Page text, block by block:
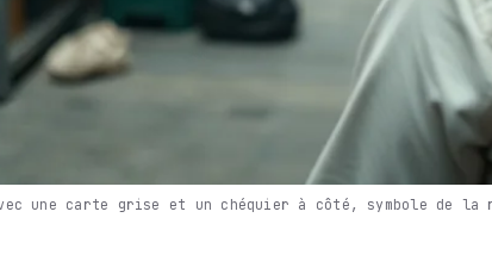
une carte grise et un chéquier à côté, symbole de la